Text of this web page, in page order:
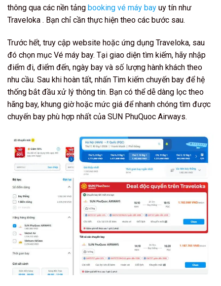
thông qua các nền tảng booking vé máy bay uy tín như
Traveloka . Bạn chỉ cần thực hiện theo các bước sau.
Trước hết, truy cập website hoặc ứng dụng Traveloka, sau
đó chọn mục Vé máy bay. Tại giao diện tìm kiếm, hãy nhập
điểm đi, điểm đến, ngày bay và số lượng hành khách theo
nhu cầu. Sau khi hoàn tất, nhấn Tìm kiếm chuyến bay để hệ
thống bắt đầu xử lý thông tin. Bạn có thể dễ dàng lọc theo
hãng bay, khung giờ hoặc mức giá để nhanh chóng tìm được
chuyến bay phù hợp nhất của SUN PhuQuoc Airways.